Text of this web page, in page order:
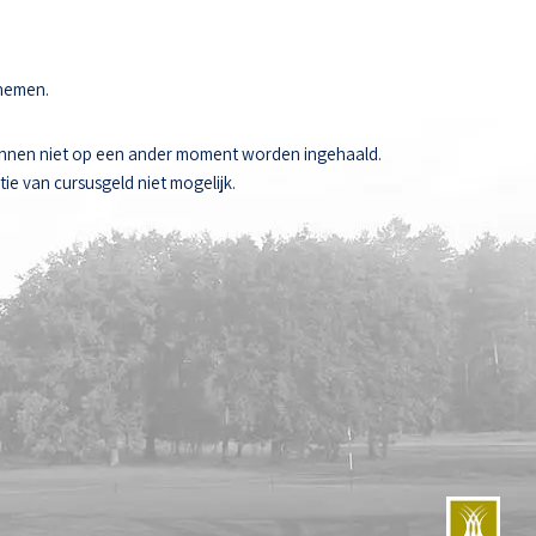
niet op een ander moment worden ingehaald.
van cursusgeld niet mogelijk.